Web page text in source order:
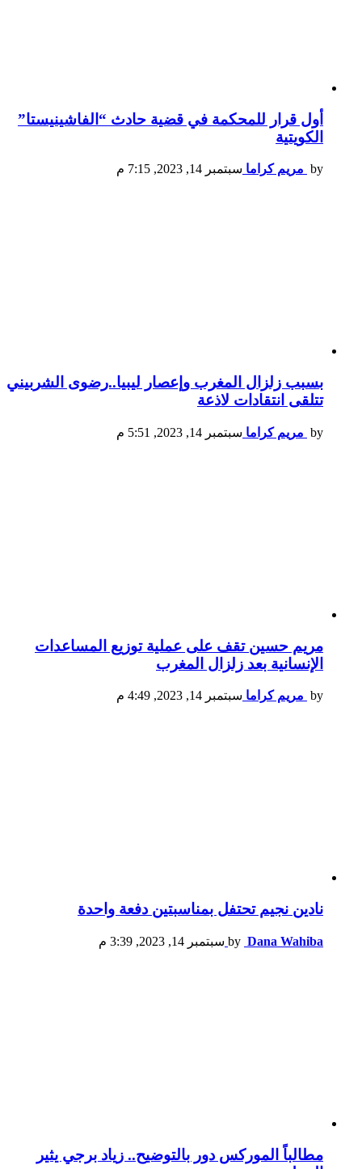
أول قرار للمحكمة في قضية حادث “الفاشينيستا”
الكويتية
by مريم كراما سبتمبر 14, 2023, 7:15 م
بسبب زلزال المغرب وإعصار ليبيا..رضوى الشربيني
تتلقى انتقادات لاذعة
by مريم كراما سبتمبر 14, 2023, 5:51 م
مريم حسين تقف على عملية توزيع المساعدات
الإنسانية بعد زلزال المغرب
by مريم كراما سبتمبر 14, 2023, 4:49 م
نادين نجيم تحتفل بمناسبتين دفعة واحدة
by Dana Wahiba سبتمبر 14, 2023, 3:39 م
مطالباً الموركس دور بالتوضيح.. زياد برجي يثير